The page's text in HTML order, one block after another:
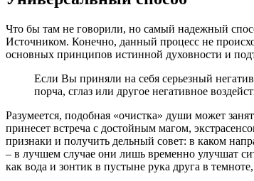
Что бы там не говорили, но самый надежный
Источником. Конечно, данный процесс не
основных принципов истинной духовности и
Если Вы приняли на себя серьезный
порча, сглаз или другое негативное
Разумеется, подобная «очистка» души может
принесет встреча с достойным магом,
признаки и получить дельный совет: в каком
– в лучшем случае они лишь временно улучшат
как вода и зонтик в пустыне рука друга в